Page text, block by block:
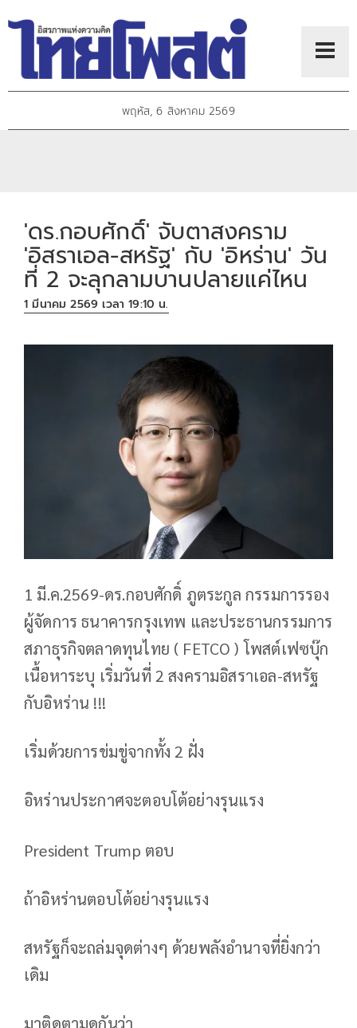
พฤหัส, 6 สิงหาคม 2569
'ดร.กอบศักดิ์' จับตาสงคราม
'อิสราเอล-สหรัฐ' กับ 'อิหร่าน' วัน
ที่ 2 จะลุกลามบานปลายแค่ไหน
1 มีนาคม 2569 เวลา 19:10 น.
1 มี.ค.2569-ดร.กอบศักดิ์ ภูตระกูล กรรมการรอง
ผู้จัดการ ธนาคารกรุงเทพ และประธานกรรมการ
สภาธุรกิจตลาดทุนไทย ( FETCO ) โพสต์เฟซบุ๊ก
เนื้อหาระบุ เริ่มวันที่ 2 สงครามอิสราเอล-สหรัฐ
กับอิหร่าน !!!
เริ่มด้วยการข่มขู่จากทั้ง 2 ฝั่ง
อิหร่านประกาศจะตอบโต้อย่างรุนแรง
President Trump ตอบ
ถ้าอิหร่านตอบโต้อย่างรุนแรง
สหรัฐก็จะถล่มจุดต่างๆ ด้วยพลังอำนาจที่ยิ่งกว่า
เดิม
มาติดตามดูกันว่า